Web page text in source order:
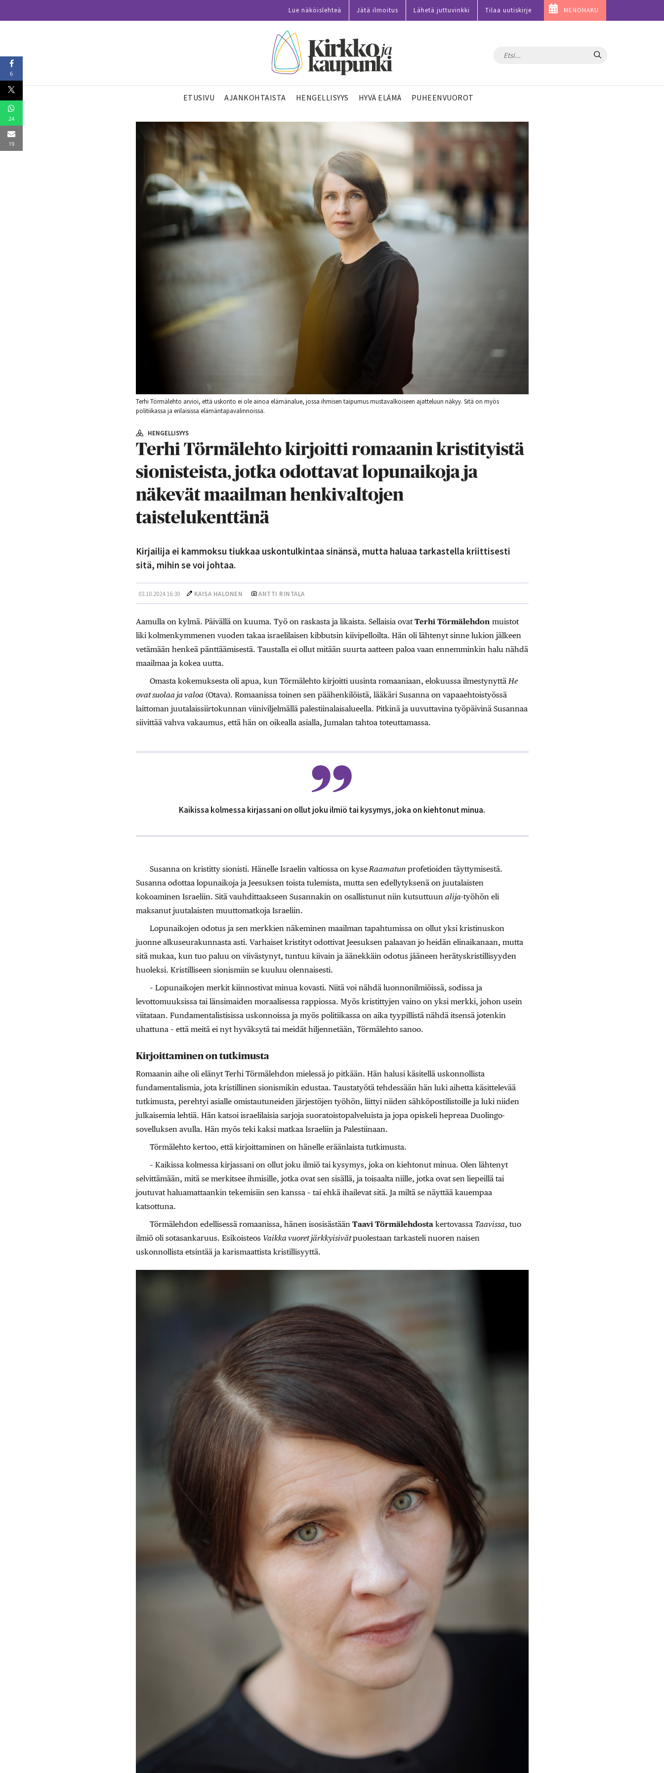
Lue näköislehteä Jätä ilmoitus Lähetä juttuvinkki Tilaa uutiskirje MENOHAKU
Hae
ETUSIVU AJANKOHTAISTA HENGELLISYYS HYVÄ ELÄMÄ PUHEENVUOROT
Terhi Törmälehto arvioi, että uskonto ei ole ainoa elämänalue, jossa ihmisen taipumus mustavalkoiseen ajatteluun näkyy. Sitä on myös
politiikassa ja erilaisissa elämäntapavalinnoissa.
HENGELLISYYS
Terhi Törmälehto kirjoitti romaanin kristityistä
sionisteista, jotka odottavat lopunaikoja ja
näkevät maailman henkivaltojen
taistelukenttänä
Kirjailija ei kammoksu tiukkaa uskontulkintaa sinänsä, mutta haluaa tarkastella kriittisesti
sitä, mihin se voi johtaa.
03.10.2024 16:30 KAISA HALONEN ANTTI RINTALA
Aamulla on kylmä. Päivällä on kuuma. Työ on raskasta ja likaista. Sellaisia ovat Terhi Törmälehdon muistot
liki kolmenkymmenen vuoden takaa israelilaisen kibbutsin kiivipelloilta. Hän oli lähtenyt sinne lukion jälkeen
vetämään henkeä pänttäämisestä. Taustalla ei ollut mitään suurta aatteen paloa vaan ennemminkin halu nähdä
maailmaa ja kokea uutta.
Omasta kokemuksesta oli apua, kun Törmälehto kirjoitti uusinta romaaniaan, elokuussa ilmestynyttä He
ovat suolaa ja valoa (Otava). Romaanissa toinen sen päähenkilöistä, lääkäri Susanna on vapaaehtoistyössä
laittoman juutalaissiirtokunnan viiniviljelmällä palestiinalaisalueella. Pitkinä ja uuvuttavina työpäivinä Susannaa
siivittää vahva vakaumus, että hän on oikealla asialla, Jumalan tahtoa toteuttamassa.
Kaikissa kolmessa kirjassani on ollut joku ilmiö tai kysymys, joka on kiehtonut minua.
Susanna on kristitty sionisti. Hänelle Israelin valtiossa on kyseRaamatunprofetioiden täyttymisestä.
Susanna odottaa lopunaikoja ja Jeesuksen toista tulemista, mutta sen edellytyksenä on juutalaisten
kokoaminen Israeliin. Sitä vauhdittaakseen Susannakin on osallistunut niin kutsuttuun alija-työhön eli
maksanut juutalaisten muuttomatkoja Israeliin.
Lopunaikojen odotus ja sen merkkien näkeminen maailman tapahtumissa on ollut yksi kristinuskon
juonne alkuseurakunnasta asti. Varhaiset kristityt odottivat Jeesuksen palaavan jo heidän elinaikanaan, mutta
sitä mukaa, kun tuo paluu on viivästynyt, tuntuu kiivain ja äänekkäin odotus jääneen herätyskristillisyyden
huoleksi. Kristilliseen sionismiin se kuuluu olennaisesti.
– Lopunaikojen merkit kiinnostivat minua kovasti. Niitä voi nähdä luonnonilmiöissä, sodissa ja
levottomuuksissa tai länsimaiden moraalisessa rappiossa. Myös kristittyjen vaino on yksi merkki, johon usein
viitataan. Fundamentalistisissa uskonnoissa ja myös politiikassa on aika tyypillistä nähdä itsensä jotenkin
uhattuna – että meitä ei nyt hyväksytä tai meidät hiljennetään, Törmälehto sanoo.
Kirjoittaminen on tutkimusta
Romaanin aihe oli elänyt Terhi Törmälehdon mielessä jo pitkään. Hän halusi käsitellä uskonnollista
fundamentalismia, jota kristillinen sionismikin edustaa. Taustatyötä tehdessään hän luki aihetta käsittelevää
tutkimusta, perehtyi asialle omistautuneiden järjestöjen työhön, liittyi niiden sähköpostilistoille ja luki niiden
julkaisemia lehtiä. Hän katsoi israelilaisia sarjoja suoratoistopalveluista ja jopa opiskeli hepreaa Duolingo-
sovelluksen avulla. Hän myös teki kaksi matkaa Israeliin ja Palestiinaan.
Törmälehto kertoo, että kirjoittaminen on hänelle eräänlaista tutkimusta.
– Kaikissa kolmessa kirjassani on ollut joku ilmiö tai kysymys, joka on kiehtonut minua. Olen lähtenyt
selvittämään, mitä se merkitsee ihmisille, jotka ovat sen sisällä, ja toisaalta niille, jotka ovat sen liepeillä tai
joutuvat haluamattaankin tekemisiin sen kanssa – tai ehkä ihailevat sitä. Ja miltä se näyttää kauempaa
katsottuna.
Törmälehdon edellisessä romaanissa, hänen isosisästään Taavi Törmälehdosta kertovassa Taavissa, tuo
ilmiö oli sotasankaruus. Esikoisteos Vaikka vuoret järkkyisivätpuolestaan tarkasteli nuoren naisen
uskonnollista etsintää ja karismaattista kristillisyyttä.
6
24
19